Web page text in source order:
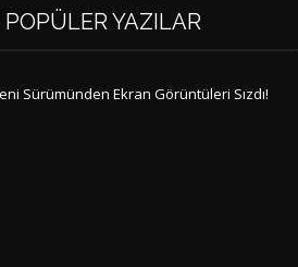
POPÜLER YAZILAR
Sürümünden Ekran Görüntüleri Sızdı!